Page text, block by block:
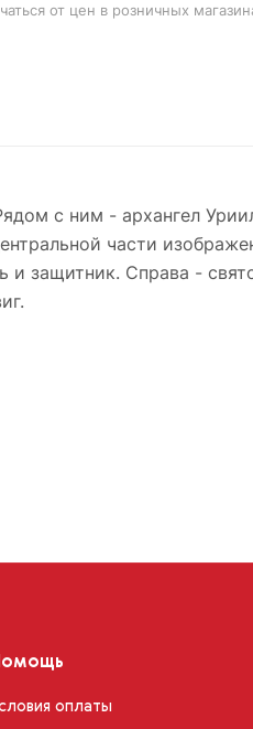
от цен в розничных
с ним - архангел
части
и защитник. Справа -
оплаты